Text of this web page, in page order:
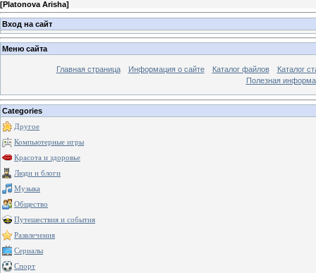
[Platonova Arisha]
Вход на сайт
Меню сайта
Главная страница Информация о сайте Каталог файлов
Каталог
Полезная
Categories
Другое
Компьютерные игры
Красота и здоровье
Люди и блоги
Музыка
Общество
Путешествия и события
Развлечения
Сериалы
Спорт